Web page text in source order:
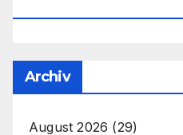
Archiv
August 2026 (29)